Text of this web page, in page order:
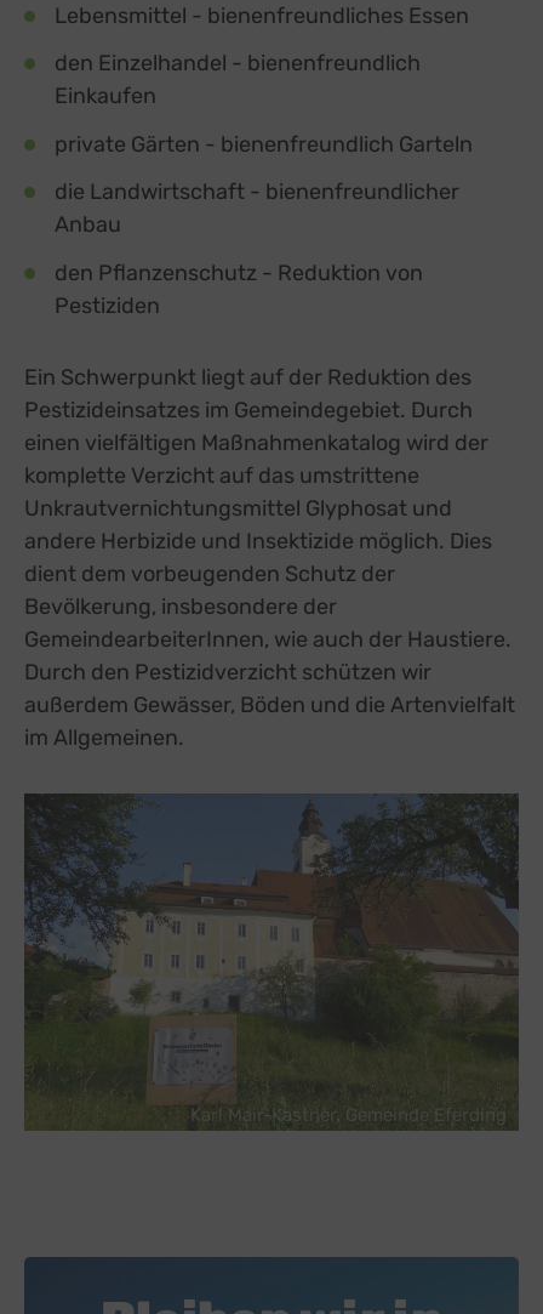
Lebensmittel - bienenfreundliches Essen
den Einzelhandel - bienenfreundlich
Einkaufen
private Gärten - bienenfreundlich Garteln
die Landwirtschaft - bienenfreundlicher
Anbau
den Pflanzenschutz - Reduktion von
Pestiziden
Ein Schwerpunkt liegt auf der Reduktion des
Pestizideinsatzes im Gemeindegebiet. Durch
einen vielfältigen Maßnahmenkatalog wird der
komplette Verzicht auf das umstrittene
Unkrautvernichtungsmittel Glyphosat und
andere Herbizide und Insektizide möglich. Dies
dient dem vorbeugenden Schutz der
Bevölkerung, insbesondere der
GemeindearbeiterInnen, wie auch der Haustiere.
Durch den Pestizidverzicht schützen wir
außerdem Gewässer, Böden und die Artenvielfalt
im Allgemeinen.
Karl Mair-Kastner, Gemeinde Eferding